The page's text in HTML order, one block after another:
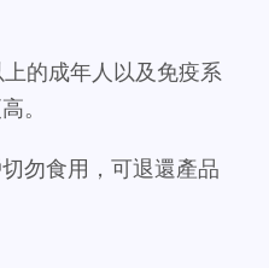
的成年人以及免疫系
。
勿食用，可退還產品